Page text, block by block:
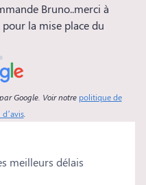
Bruno..merci à
la mise place du
Google. Voir notre politique de
.
meilleurs délais